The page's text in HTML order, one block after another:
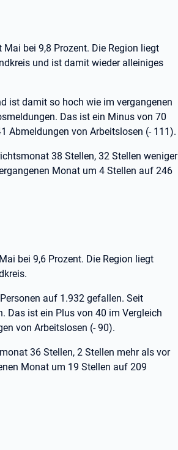
bei 9,8 Prozent. Die Region liegt
und ist damit wieder alleiniges
ist damit so hoch wie im vergangenen
Das ist ein Minus von 70
Abmeldungen von Arbeitslosen (- 111).
38 Stellen, 32 Stellen weniger
Monat um 4 Stellen auf 246
bei 9,6 Prozent. Die Region liegt
auf 1.932 gefallen. Seit
Das ist ein Plus von 40 im Vergleich
von Arbeitslosen (- 90).
36 Stellen, 2 Stellen mehr als vor
Monat um 19 Stellen auf 209